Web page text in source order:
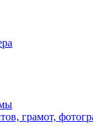
грамот,